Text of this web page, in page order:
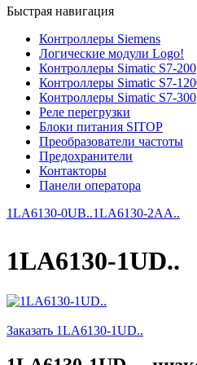
Быстрая навигация
Контроллеры Siemens
Логические модули Logo!
Контроллеры Simatic S7-200
Контроллеры Simatic S7-
Контроллеры Simatic S7-300
Реле перегрузки
Блоки питания SITOP
Преобразователи частоты
Предохранители
Контакторы
Панели оператора
1LA6130-0UB..1LA6130-2AA..
1LA6130-1UD..
Заказать 1LA6130-1UD..